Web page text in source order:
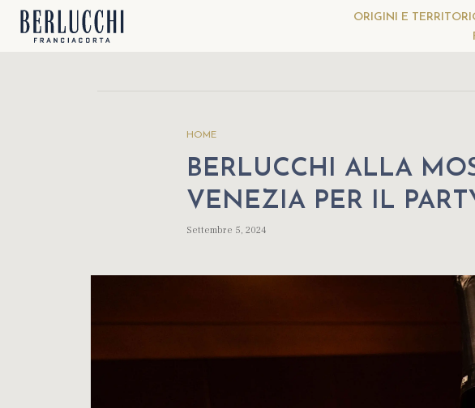
ORIGINI E
HOME
BERLUCCHI ALLA
VENEZIA PER IL
Settembre 5, 2024